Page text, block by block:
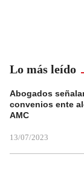
Lo más leído
Abogados
convenios ente
AMC
13/07/2023